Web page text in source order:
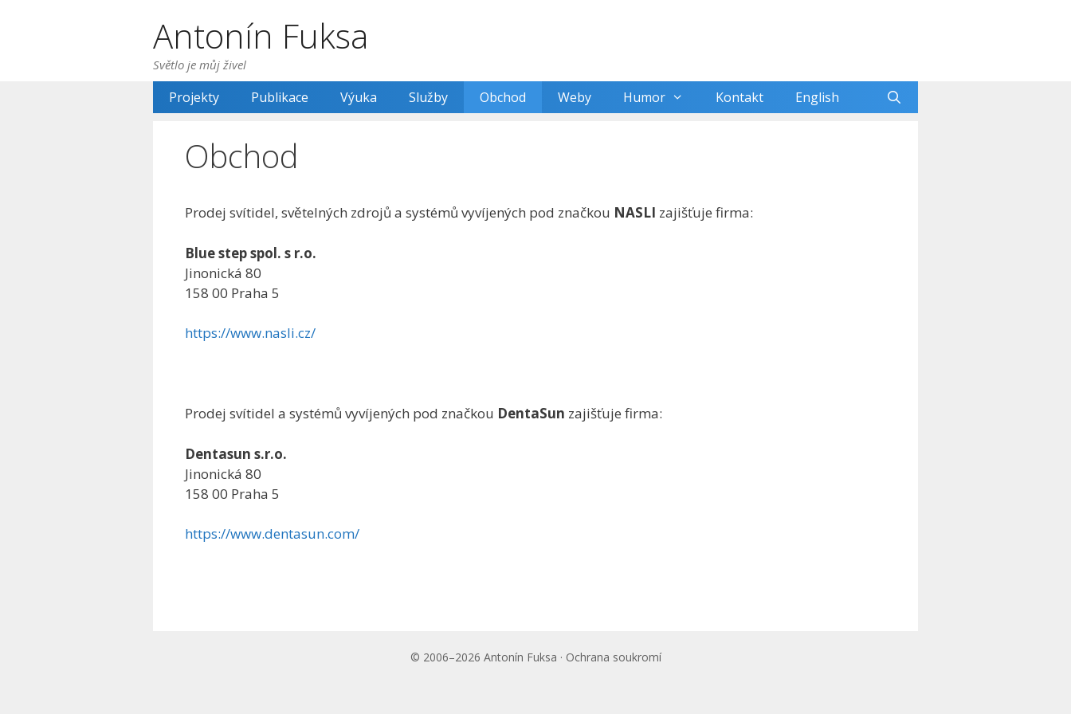
Antonín Fuksa
Světlo je můj živel
Projekty Publikace Výuka Služby Obchod Weby Humor Kontakt English
Obchod
Prodej svítidel, světelných zdrojů a systémů vyvíjených pod značkou NASLI zajišťuje firma:
Blue step spol. s r.o.
Jinonická 80
158 00 Praha 5
https://www.nasli.cz/
Prodej svítidel a systémů vyvíjených pod značkou DentaSun zajišťuje firma:
Dentasun s.r.o.
Jinonická 80
158 00 Praha 5
https://www.dentasun.com/
© 2006–2026 Antonín Fuksa · Ochrana soukromí